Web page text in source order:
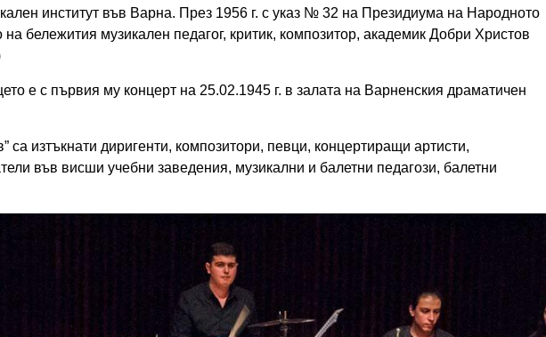
институт във Варна. През 1956 г. с указ № 32 на Президиума на Народното
бележития музикален педагог, критик, композитор, академик Добри Христов
е с първия му концерт на 25.02.1945 г. в залата на Варненския драматичен
изтъкнати диригенти, композитори, певци, концертиращи артисти,
във висши учебни заведения, музикални и балетни педагози, балетни